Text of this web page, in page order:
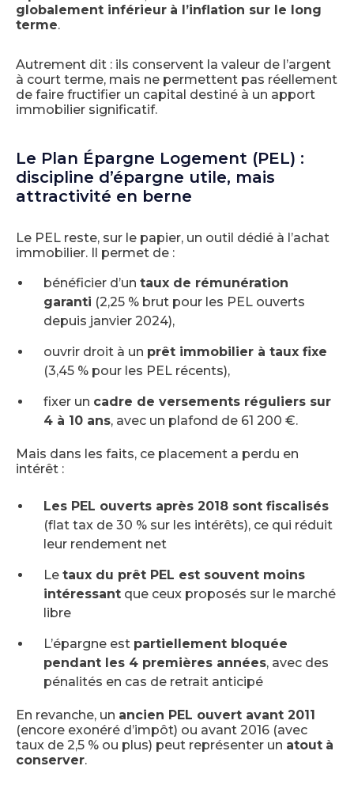
globalement inférieur à l’inflation sur le long
terme.
Autrement dit : ils conservent la valeur de l’argent
à court terme, mais ne permettent pas réellement
de faire fructifier un capital destiné à un apport
immobilier significatif.
Le Plan Épargne Logement (PEL) :
discipline d’épargne utile, mais
attractivité en berne
Le PEL reste, sur le papier, un outil dédié à l’achat
immobilier. Il permet de :
bénéficier d’un taux de rémunération
garanti (2,25 % brut pour les PEL ouverts
depuis janvier 2024),
ouvrir droit à un prêt immobilier à taux fixe
(3,45 % pour les PEL récents),
fixer un cadre de versements réguliers sur
4 à 10 ans, avec un plafond de 61 200 €.
Mais dans les faits, ce placement a perdu en
intérêt :
Les PEL ouverts après 2018 sont fiscalisés
(flat tax de 30 % sur les intérêts), ce qui réduit
leur rendement net
Le taux du prêt PEL est souvent moins
intéressant que ceux proposés sur le marché
libre
L’épargne est partiellement bloquée
pendant les 4 premières années, avec des
pénalités en cas de retrait anticipé
En revanche, un ancien PEL ouvert avant 2011
(encore exonéré d’impôt) ou avant 2016 (avec
taux de 2,5 % ou plus) peut représenter un atout à
conserver.